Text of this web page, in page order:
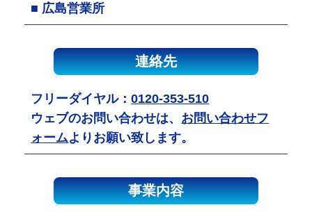
■ 広島営業所
連絡先
フリーダイヤル：0120-353-510
ウェブのお問い合わせは、 お問い合わせフ
ォームよりお願い致します。
事業内容